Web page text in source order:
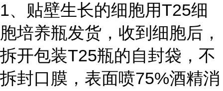
1、贴壁生长的细胞用T25细
胞培养瓶发货，收到细胞后，
拆开包装T25瓶的自封袋，不
拆封口膜，表面喷75%酒精消